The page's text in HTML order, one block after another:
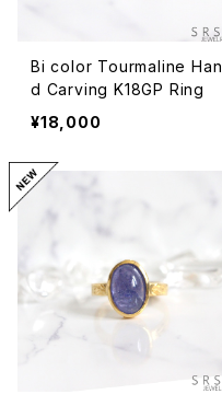
Bi color Tourmaline Han
d Carving K18GP Ring
¥18,000